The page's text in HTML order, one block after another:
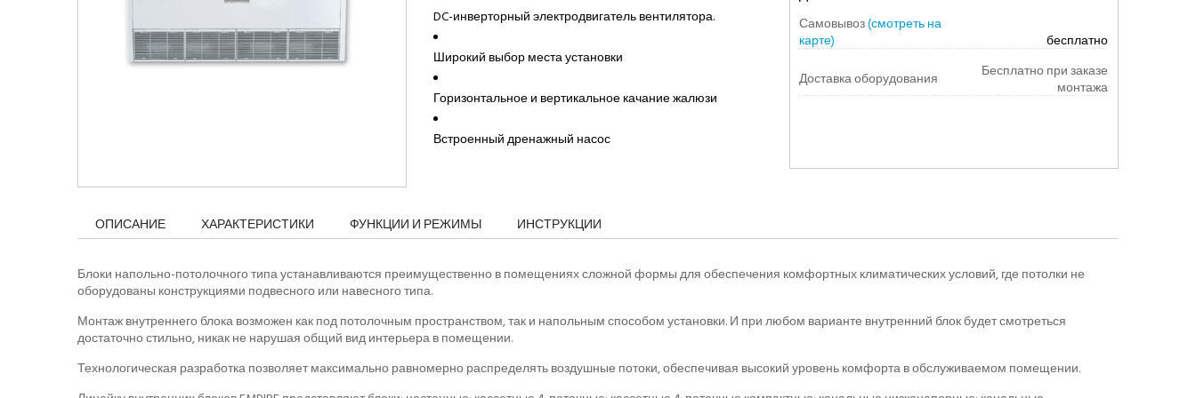
DC-инверторный электродвигатель вентилятора.
Широкий выбор места установки
Горизонтальное и вертикальное качание жалюзи
Встроенный дренажный насос
Самовывоз(смотреть на
карте)
бесплатно
Доставка оборудования
Бесплатно при заказе
монтажа
ОПИСАНИЕ ХАРАКТЕРИСТИКИ ФУНКЦИИ И РЕЖИМЫ ИНСТРУКЦИИ
Блоки напольно-потолочного типа устанавливаются преимущественно в помещениях сложной формы для обеспечения комфортных климатических условий, где потолки не
оборудованы конструкциями подвесного или навесного типа.
Монтаж внутреннего блока возможен как под потолочным пространством, так и напольным способом установки. И при любом варианте внутренний блок будет смотреться
достаточно стильно, никак не нарушая общий вид интерьера в помещении.
Технологическая разработка позволяет максимально равномерно распределять воздушные потоки, обеспечивая высокий уровень комфорта в обслуживаемом помещении.